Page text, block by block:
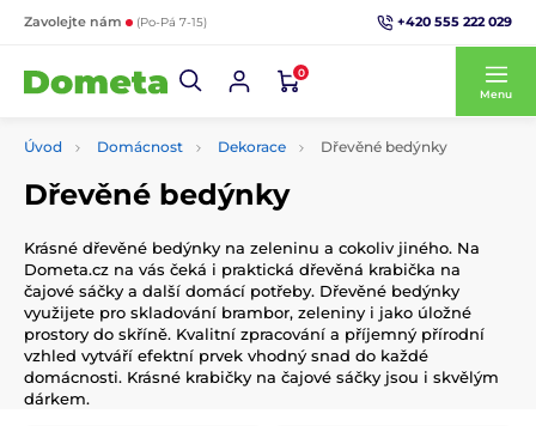
Zavolejte nám (Po-Pá 7-15) +420 555 222 029
0
Menu
Úvod Domácnost Dekorace Dřevěné bedýnky
Dřevěné bedýnky
Krásné dřevěné bedýnky na zeleninu a cokoliv jiného. Na
Dometa.cz na vás čeká i praktická dřevěná krabička na
čajové sáčky a další domácí potřeby. Dřevěné bedýnky
využijete pro skladování brambor, zeleniny i jako úložné
prostory do skříně. Kvalitní zpracování a příjemný přírodní
vzhled vytváří efektní prvek vhodný snad do každé
domácnosti. Krásné krabičky na čajové sáčky jsou i skvělým
dárkem.